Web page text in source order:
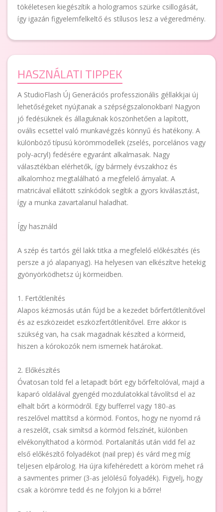
tökéletesen kiegészítik a hologramos szürke csillogását,
így igazán figyelemfelkeltő és stílusos lesz a végeredmény.
HASZNÁLATI TIPPEK
A StudioFlash Új Generációs professzionális géllakkjai új
lehetőségeket nyújtanak a szépségszalonokban! Nagyon
jó fedésüknek és állaguknak köszönhetően a lapított,
ovális ecsettel való munkavégzés könnyű és hatékony. A
különböző típusú körömmodellek (zselés, porcelános vagy
poly-acryl) fedésére egyaránt alkalmasak. Nagy
választékban elérhetők, így bármely évszakhoz és
alkalomhoz megtalálható a megfelelő árnyalat. A
matricával ellátott színkódok segítik a gyors kiválasztást,
így a munka zavartalanul haladhat.
Így használd
A szép és tartós gél lakk titka a megfelelő előkészítés (és
persze a jó alapanyag). Ha helyesen van elkészítve hetekig
gyönyörködhetsz új körmeidben.
1. Fertőtlenítés
Alapos kézmosás után fújd be a kezedet bőrfertőtlenítővel
és az eszközeidet eszközfertőtlenítővel. Erre akkor is
szükség van, ha csak magadnak készíted a körmeid,
hiszen a kórokozók nem ismernek határokat.
2. Előkészítés
Óvatosan told fel a letapadt bőrt egy bőrfeltolóval, majd a
kaparó oldalával gyengéd mozdulatokkal távolítsd el az
elhalt bőrt a körmödről. Egy bufferrel vagy 180-as
reszelővel mattítsd a körmöd. Fontos, hogy ne nyomd rá
a reszelőt, csak simítsd a körmöd felszínét, különben
elvékonyíthatod a körmöd. Portalanítás után vidd fel az
első előkészítő folyadékot (nail prep) és várd meg míg
teljesen elpárolog. Ha újra kifehéredett a köröm mehet rá
a savmentes primer (3-as jelölésű folyadék). Figyelj, hogy
csak a körömre tedd és ne folyjon ki a bőrre!